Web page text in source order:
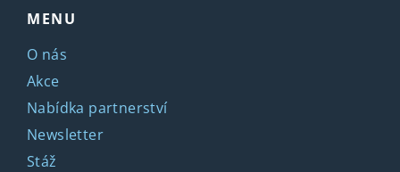
MENU
O nás
Akce
Nabídka partnerství
Newsletter
Stáž